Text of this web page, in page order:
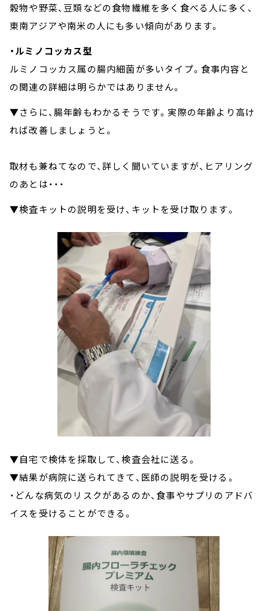
穀物や野菜、豆類などの食物繊維を多く食べる人に多く、
東南アジアや南米の人にも多い傾向があります。
・ルミノコッカス型
ルミノコッカス属の腸内細菌が多いタイプ。食事内容と
の関連の詳細は明らかではありません。
▼さらに、腸年齢もわかるそうです。実際の年齢より高け
れば改善しましょうと。
取材も兼ねてなので、詳しく聞いていますが、ヒアリング
のあとは・・・
▼検査キットの説明を受け、キットを受け取ります。
▼自宅で検体を採取して、検査会社に送る。
▼結果が病院に送られてきて、医師の説明を受ける。
・どんな病気のリスクがあるのか、食事やサプリのアドバ
イスを受けることができる。